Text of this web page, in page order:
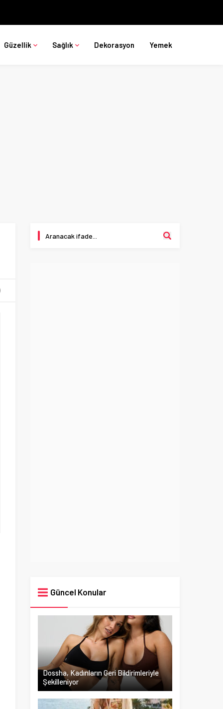
Güzellik Sağlık Dekorasyon Yemek
Güncel Konular
Dossha, Kadınların Geri Bildirimleriyle
Şekilleniyor